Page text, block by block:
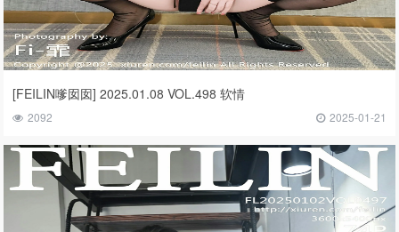
[FEILIN嗲囡囡] 2025.01.08 VOL.498 软情
2092 2025-01-21